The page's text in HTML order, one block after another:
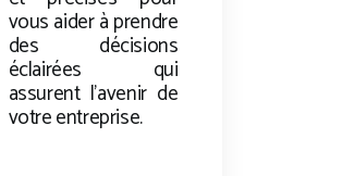
vous aider à prendre
des décisions
éclairées qui
assurent l’avenir de
votre entreprise.